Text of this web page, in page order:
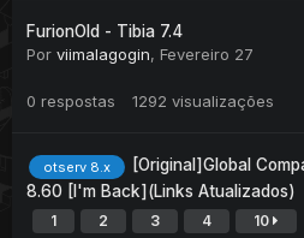
FurionOld - Tibia 7.4
Por viimalagogin, Fevereiro 27
0 respostas 1292 visualizações
otserv 8.x
[Original]Global
8.60 [I'm Back](Links Atualizados)
1 2 3 4 10